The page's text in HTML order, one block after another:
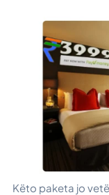
Këto paketa jo